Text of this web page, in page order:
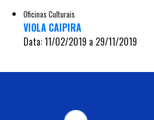
Oficinas Culturais
VIOLA CAIPIRA
Data: 11/02/2019 a 29/11/2019